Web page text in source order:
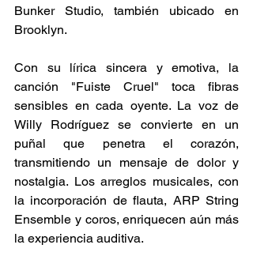
Bunker Studio, también ubicado en
Brooklyn.
Con su lírica sincera y emotiva, la
canción "Fuiste Cruel" toca fibras
sensibles en cada oyente. La voz de
Willy Rodríguez se convierte en un
puñal que penetra el corazón,
transmitiendo un mensaje de dolor y
nostalgia. Los arreglos musicales, con
la incorporación de flauta, ARP String
Ensemble y coros, enriquecen aún más
la experiencia auditiva.